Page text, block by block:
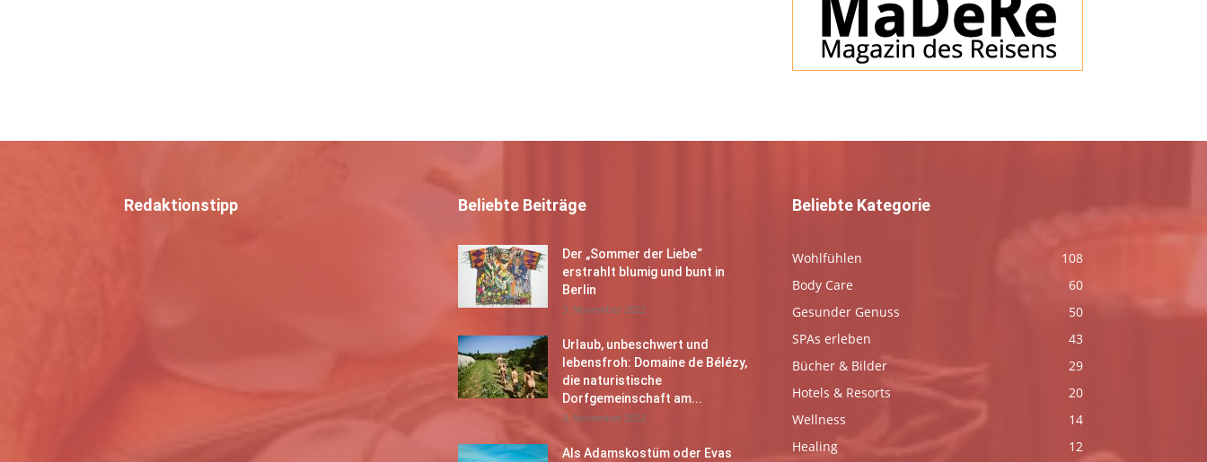
Redaktionstipp Beliebte Beiträge
Der „Sommer der Liebe“
erstrahlt blumig und bunt in
Berlin
3. November 2022
Urlaub, unbeschwert und
lebensfroh: Domaine de Bélézy,
die naturistische
Dorfgemeinschaft am...
3. November 2022
Als Adamskostüm oder Evas
Beliebte Kategorie
Wohlfühlen
108
Body Care
60
Gesunder Genuss
50
SPAs erleben
43
Bücher & Bilder
29
Hotels & Resorts
20
Wellness
14
Healing
12